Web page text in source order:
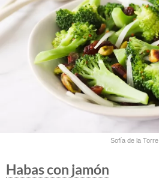
Sofía de la Torre
Habas con jamón